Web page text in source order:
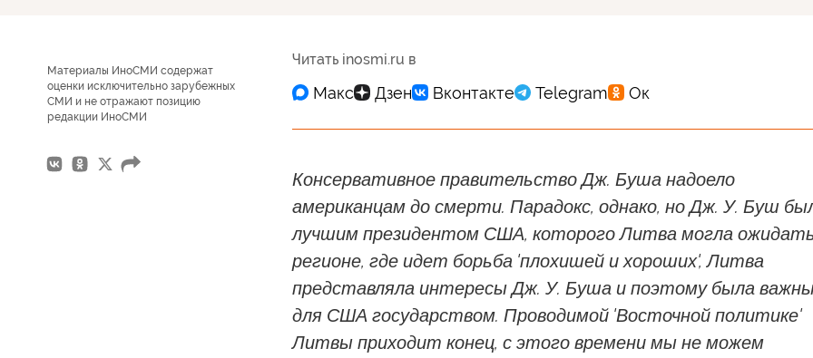
Материалы ИноСМИ содержат
оценки исключительно зарубежных
СМИ и не отражают позицию
редакции ИноСМИ
Читать inosmi.ru в
Консервативное правительство Дж. Буша надоело
американцам до смерти. Парадокс, однако, но Дж. У. Буш
лучшим президентом США, которого Литва могла
регионе, где идет борьба 'плохишей и хороших', Литва
представляла интересы Дж. У. Буша и поэтому была
для США государством. Проводимой 'Восточной политике'
Литвы приходит конец, с этого времени мы не можем